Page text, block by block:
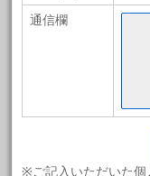
通信欄
※ご記入いただいた個